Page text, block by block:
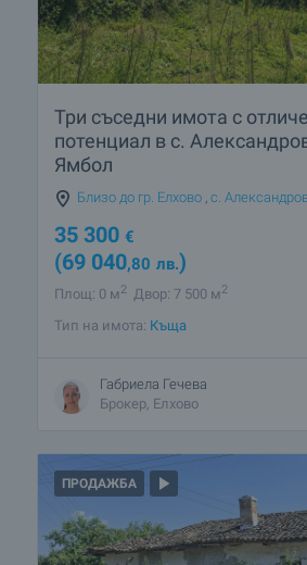
Три съседни имота с
потенциал в с.
Ямбол
Близо до гр. Елхово , с.
35 300 €
(69 040,80 лв.)
Площ: 0 м2 Двор: 7 500 м2
Тип на имота: Къща
Габриела Гечева
Брокер, Елхово
ПРОДАЖБА